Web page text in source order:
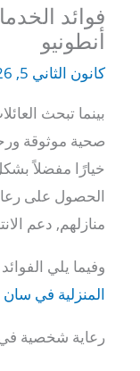
فوائد
أنطونيو
كانون الثاني 5, 2026
بينما تبحث
صحية موثوقة
خيارًا مفضلاً
الحصول على
منازلهم, دعم
وفيما يلي الفوائد
المنزلية في سان
رعاية شخصية